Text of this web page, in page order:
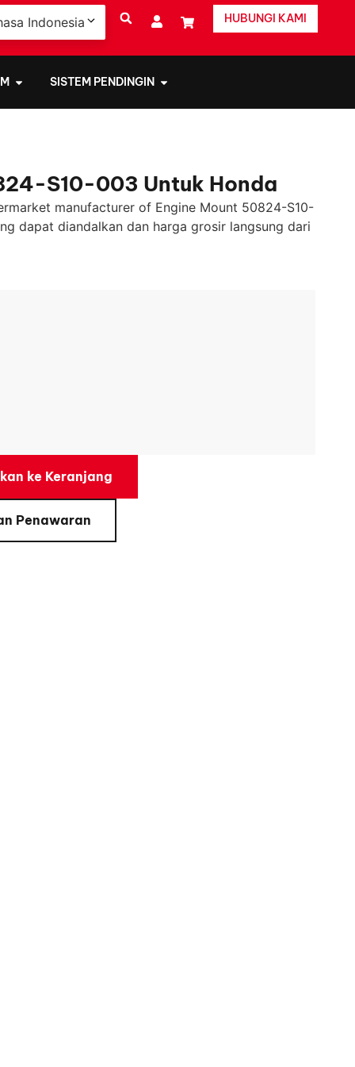
Indonesia HUBUNGI KAMI
SISTEM PENDINGIN
S10-003 Untuk Honda
manufacturer of Engine Mount 50824-S10-
dapat diandalkan dan harga grosir langsung dari
ke Keranjang
Penawaran